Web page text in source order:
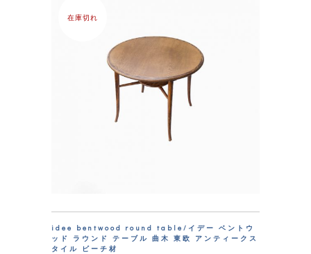
在庫切れ
idee bentwood round table/イデー ベントウ
ッド ラウンド テーブル 曲木 東欧 アンティークス
タイル ビーチ材